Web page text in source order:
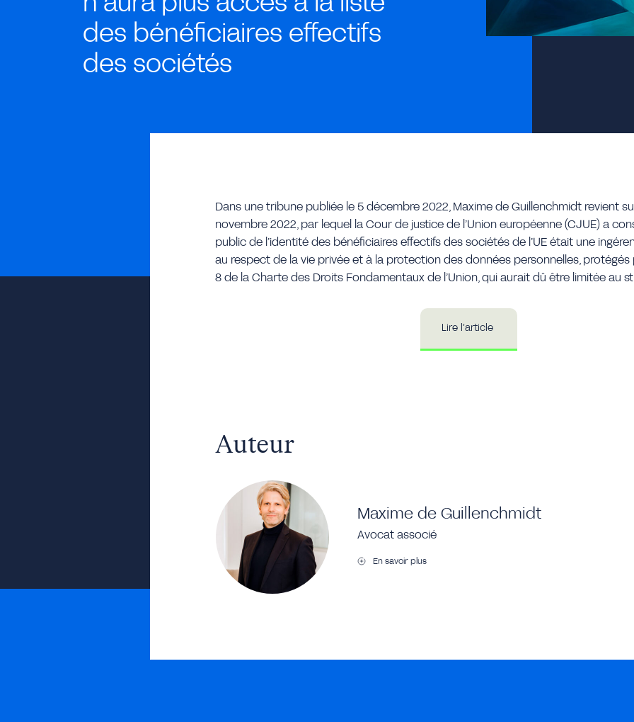
des bénéficiaires effectifs
des sociétés
Dans une tribune publiée le 5 décembre 2022, Maxime de Guillenchmidt revient
novembre 2022, par lequel la Cour de justice de l’Union européenne (CJUE) a
public de l’identité des bénéficiaires effectifs des sociétés de l’UE était une
au respect de la vie privée et à la protection des données personnelles, protégés
8 de la Charte des Droits Fondamentaux de l’Union, qui aurait dû être limitée au
Lire l’article
Auteur
Maxime de Guillenchmidt
Avocat associé
En savoir plus